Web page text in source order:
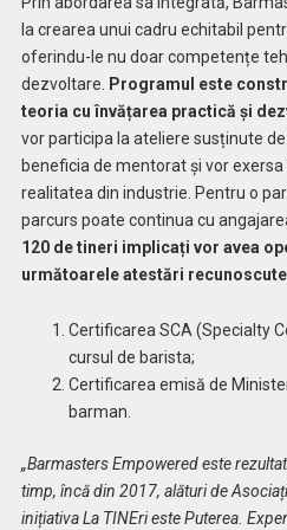
la crearea unui cadru echitabil
oferindu-le nu doar competențe
dezvoltare. Programul este
teoria cu învățarea practică și
vor participa la ateliere susținute
beneficia de mentorat și vor
realitatea din industrie. Pentru o
parcurs poate continua cu
120 de tineri implicați vor avea
următoarele atestări
Certificarea SCA (Specialty
cursul de barista;
Certificarea emisă de
barman.
„Barmasters Empowered este
timp, încă din 2017, alături de
inițiativa La TINEri este Puterea.